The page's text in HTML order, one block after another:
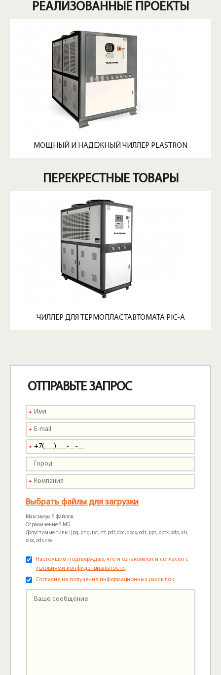
РЕАЛИЗОВАННЫЕ ПРОЕКТЫ
МОЩНЫЙ И НАДЕЖНЫЙ ЧИЛЛЕР PLASTRON
ПЕРЕКРЕСТНЫЕ ТОВАРЫ
ЧИЛЛЕР ДЛЯ ТЕРМОПЛАСТАВТОМАТА PIC-A
ОТПРАВЬТЕ ЗАПРОС
Выбрать файлы для загрузки
Максимум 5 файлов.
Ограничение 5 МБ.
Допустимые типы: jpg, png, txt, rtf, pdf, doc, docx, odt, ppt, pptx, odp, xls,
xlsx, ods, csv.
Настоящим подтверждаю, что я ознакомлен и согласен с
условиями конфиденциальности.
Согласие на получение информационных рассылок.